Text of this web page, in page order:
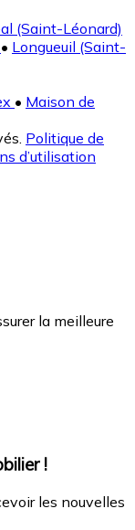
(Saint-Léonard)
• Longueuil (Saint-
• Maison de
Politique de
d’utilisation
la meilleure
!
les nouvelles